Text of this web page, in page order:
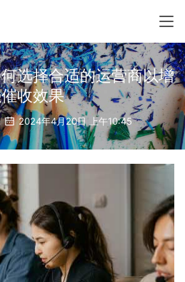
选择合适的运营商以增
收效果
2024年4月20日 上午10:45